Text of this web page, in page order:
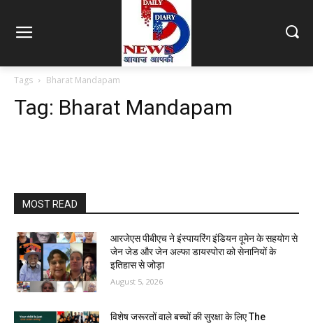
Tags Bharat Mandapam
Tag: Bharat Mandapam
MOST READ
आरजेएस पीबीएच ने इंस्पायरिंग इंडियन वूमेन के सहयोग से
जेन जेड और जेन अल्फा डायस्पोरा को सेनानियों के
इतिहास से जोड़ा
August 5, 2026
विशेष जरूरतों वाले बच्चों की सुरक्षा के लिए The